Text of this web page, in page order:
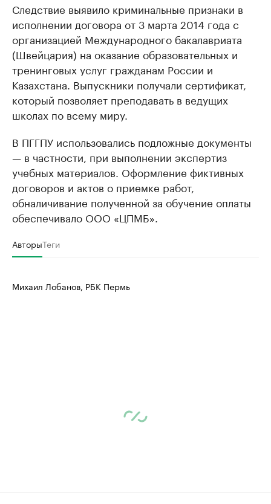
Следствие выявило криминальные признаки в
исполнении договора от 3 марта 2014 года с
организацией Международного бакалавриата
(Швейцария) на оказание образовательных и
тренинговых услуг гражданам России и
Казахстана. Выпускники получали сертификат,
который позволяет преподавать в ведущих
школах по всему миру.
В ПГГПУ использовались подложные документы
— в частности, при выполнении экспертиз
учебных материалов. Оформление фиктивных
договоров и актов о приемке работ,
обналичивание полученной за обучение оплаты
обеспечивало ООО «ЦПМБ».
АвторыТеги
Михаил Лобанов, РБК Пермь